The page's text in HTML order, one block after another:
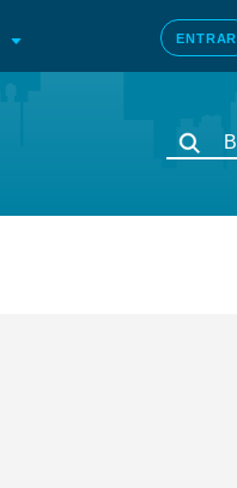
ENTRAR